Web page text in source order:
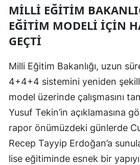
MILLI EĞITIM
EĞITIM MODELI İÇIN
GEÇTI
Milli Eğitim Bakanlığı, uzun
4+4+4 sistemini yeniden
model üzerinde çalışmasını
Yusuf Tekin’in açıklamasına
rapor önümüzdeki günlerde
Recep Tayyip Erdoğan’a
lise eğitiminde esnek bir